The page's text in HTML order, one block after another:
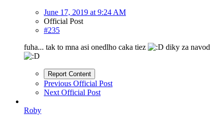
June 17, 2019 at 9:24 AM
Official Post
#235
fuha... tak to mna asi onedlho caka tiez
diky za navod
Report Content
Previous Official Post
Next Official Post
Roby